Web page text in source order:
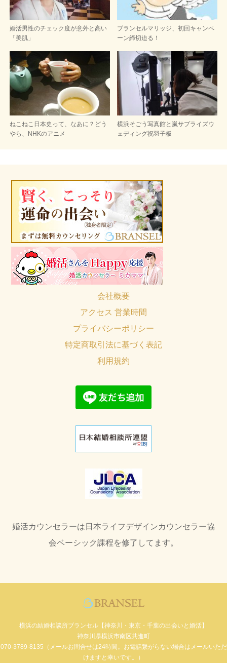
婚活男性のチェック度が意外と高い
「美肌」
ブランセルマリッジ、初回キャンペ
ーン締切迫る！
ねこねこ日本史って、なあに？どう
やら、NHKのアニメ
横浜そごう写真館と嵐サプライズウ
ェディング祝羽子板
会社概要
アクセス 営業時間
プライバシーポリシー
特定商取引法に基づく表記
利用規約
婚活カウンセラーは日本ライフデザインカウンセラー協
会ベーシック課程を修了してます。
横浜の結婚相談所ブランセル【神奈川・東京・千葉の出会いと婚活】
神奈川県横浜市南区共進町
070-3789-8135（メールお問合せは24時間。お電話繋がらない場合はメールいただ
けますと幸いです。）